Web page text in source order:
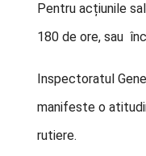
Pentru acțiunile
180 de ore, sau
Inspectoratul
manifeste o
rutiere.